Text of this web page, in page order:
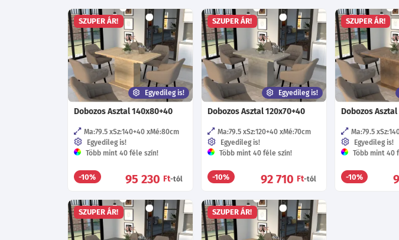
SZUPER ÁR!
Egyedileg is!
Dobozos Asztal 140x80+40
Ma:79.5 Sz:140+40 Mé:80cm
Egyedileg is!
Több mint 40 féle szín!
-10% 95 230 Ft-tól
SZUPER ÁR!
Egyedileg is!
Dobozos Asztal 120x70+40
Ma:79.5 Sz:120+40 Mé:70cm
Egyedileg is!
Több mint 40 féle szín!
-10% 92 710 Ft-tól
SZUPER ÁR!
Dobozos
Ma:79.5
Egyedileg is!
Több mint 40
-10%
SZUPER ÁR! SZUPER ÁR!